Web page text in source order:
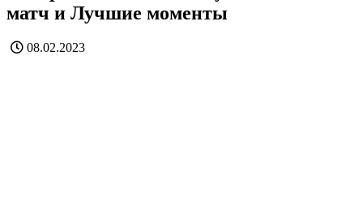
матч и Лучшие моменты
08.02.2023